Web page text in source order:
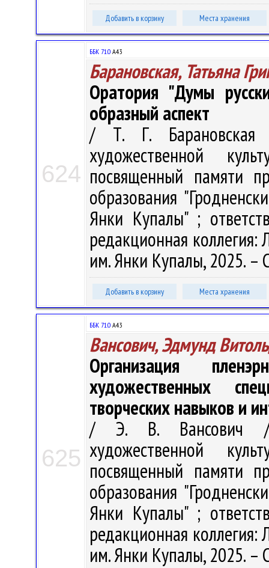
Добавить в корзину Места хранения
624
ББК 71.0 А43
Барановская, Татьяна
Оратория "Думы
образный аспект
/ Т. Г. Барановская
художественной
посвященный памяти
образования
Янки Купалы" ;
редакционная коллегия:
им. Янки Купалы, 2025. –
Добавить в корзину Места хранения
625
ББК 71.0 А43
Вансович, Эдмунд
Организация
художественных
творческих навыков и
/ Э. В. Вансович //
художественной
посвященный памяти
образования
Янки Купалы" ;
редакционная коллегия:
им. Янки Купалы, 2025. –